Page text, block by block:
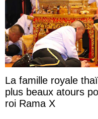
La famille royale
plus beaux atours
roi Rama X